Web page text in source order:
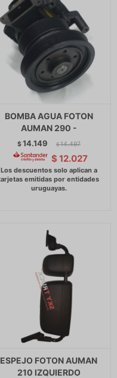
BOMBA AGUA FOTON
AUMAN 290 -
$14.149 $ 14.497
$ 12.027
ESPEJO FOTON AUMAN
210 IZQUIERDO